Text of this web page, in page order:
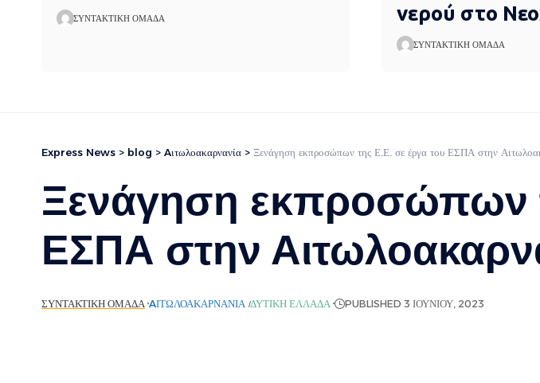
ΣΥΝΤΑΚΤΙΚΉ ΟΜΆΔΑ
νερού στο
ΣΥΝΤΑΚΤΙΚΉ ΟΜΆΔΑ
Express News > blog > Aιτωλοακαρνανία > Ξενάγηση εκπροσώπων της Ε.Ε. σε έργα του ΕΣΠΑ στην
Ξενάγηση εκπροσώπων
ΕΣΠΑ στην
ΣΥΝΤΑΚΤΙΚΉ ΟΜΆΔΑ AΙΤΩΛΟΑΚΑΡΝΑΝΊΑ ΔΥΤΙΚΉ ΕΛΛΆΔΑ PUBLISHED 3 ΙΟΥΝΊΟΥ, 2023